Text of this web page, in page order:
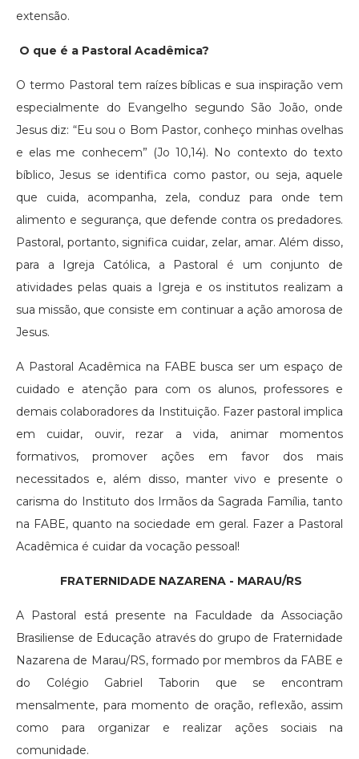
extensão.
O que é a Pastoral Acadêmica?
O termo Pastoral tem raízes bíblicas e sua inspiração vem
especialmente do Evangelho segundo São João, onde
Jesus diz: “Eu sou o Bom Pastor, conheço minhas ovelhas
e elas me conhecem” (Jo 10,14). No contexto do texto
bíblico, Jesus se identifica como pastor, ou seja, aquele
que cuida, acompanha, zela, conduz para onde tem
alimento e segurança, que defende contra os predadores.
Pastoral, portanto, significa cuidar, zelar, amar. Além disso,
para a Igreja Católica, a Pastoral é um conjunto de
atividades pelas quais a Igreja e os institutos realizam a
sua missão, que consiste em continuar a ação amorosa de
Jesus.
A Pastoral Acadêmica na FABE busca ser um espaço de
cuidado e atenção para com os alunos, professores e
demais colaboradores da Instituição. Fazer pastoral implica
em cuidar, ouvir, rezar a vida, animar momentos
formativos, promover ações em favor dos mais
necessitados e, além disso, manter vivo e presente o
carisma do Instituto dos Irmãos da Sagrada Família, tanto
na FABE, quanto na sociedade em geral. Fazer a Pastoral
Acadêmica é cuidar da vocação pessoal!
FRATERNIDADE NAZARENA - MARAU/RS
A Pastoral está presente na Faculdade da Associação
Brasiliense de Educação através do grupo de Fraternidade
Nazarena de Marau/RS, formado por membros da FABE e
do Colégio Gabriel Taborin que se encontram
mensalmente, para momento de oração, reflexão, assim
como para organizar e realizar ações sociais na
comunidade.